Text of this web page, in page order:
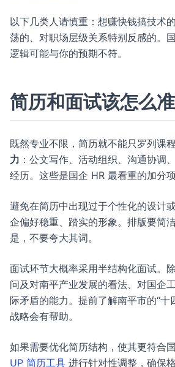
以下几类人请慎重：想赚快钱搞技术
荡的、对职场层级关系特别反感的。
逻辑可能与你的预期不符。
简历和面试该怎么
既然专业不限，简历就不能只罗列课
力 ：公文写作、活动组织、沟通协调
经历。这些是国企 HR 最看重的加分项
避免在简历中出现过于个性化的设计
企偏好稳重、踏实的形象。排版要简
是，不要夸大其词。
面试环节大概率采用半结构化面试。
问及对南平产业发展的看法、对国企
际矛盾的能力。提前了解南平市的“十
战略会有帮助。
如果需要优化简历结构，使其更符合
UP 简历工具 进行针对性调整，确保